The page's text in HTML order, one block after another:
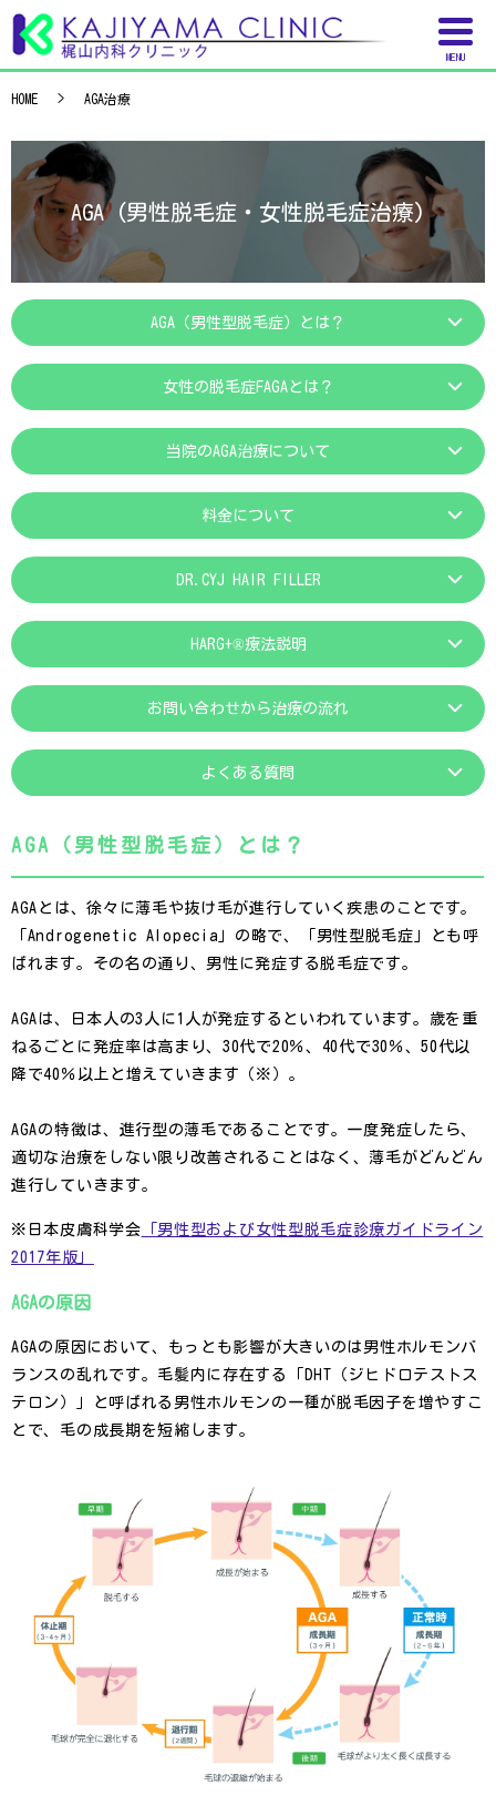
MENU
HOME AGA治療
AGA (男性脱毛症・女性脱毛症治療)
AGA（男性型脱毛症）とは？
女性の脱毛症FAGAとは？
当院のAGA治療について
料金について
DR.CYJ HAIR FILLER
HARG+®療法説明
お問い合わせから治療の流れ
よくある質問
AGA（男性型脱毛症）とは？
AGAとは、徐々に薄毛や抜け毛が進行していく疾患のことです。
「Androgenetic Alopecia」の略で、「男性型脱毛症」とも呼
ばれます。その名の通り、男性に発症する脱毛症です。
AGAは、日本人の3人に1人が発症するといわれています。歳を重
ねるごとに発症率は高まり、30代で20％、40代で30％、50代以
降で40％以上と増えていきます（※）。
AGAの特徴は、進行型の薄毛であることです。一度発症したら、
適切な治療をしない限り改善されることはなく、薄毛がどんどん
進行していきます。
※日本皮膚科学会 「男性型および女性型脱毛症診療ガイドライン
2017年版」
AGAの原因
AGAの原因において、もっとも影響が大きいのは男性ホルモンバ
ランスの乱れです。毛髪内に存在する「DHT（ジヒドロテストス
テロン）」と呼ばれる男性ホルモンの一種が脱毛因子を増やすこ
とで、毛の成長期を短縮します。